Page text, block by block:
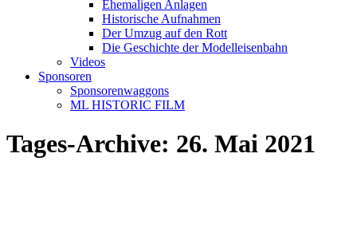
Ehemaligen Anlagen
Historische Aufnahmen
Der Umzug auf den Rott
Die Geschichte der Modelleisenbahn
Videos
Sponsoren
Sponsorenwaggons
ML HISTORIC FILM
Tages-Archive: 26. Mai 2021